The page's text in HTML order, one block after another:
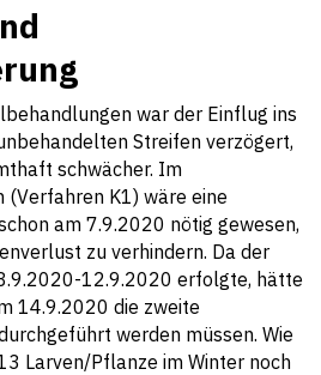
war der Einflug ins
Streifen verzögert,
schwächer. Im
K1) wäre eine
am 7.9.2020 nötig gewesen,
zu verhindern. Da der
12.9.2020 erfolgte, hätte
14.9.2020 die zweite
werden müssen. Wie
Larven/Pflanze im Winter noch